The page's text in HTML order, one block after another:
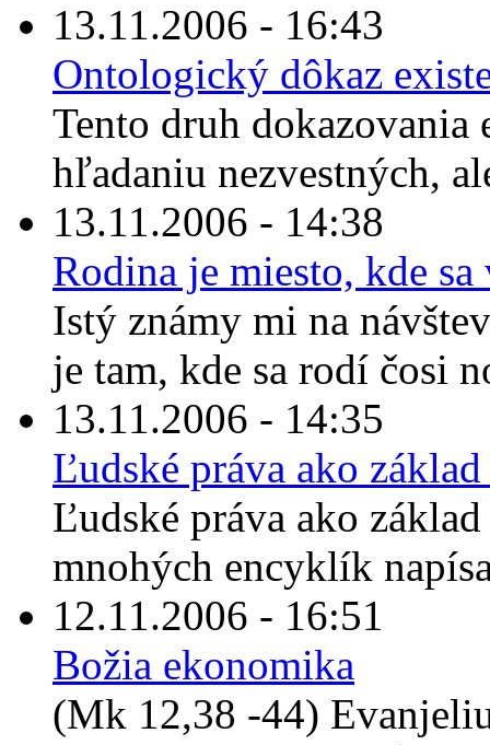
13.11.2006 - 16:43
Ontologický dôkaz
Tento druh dokazovania
hľadaniu nezvestných,
13.11.2006 - 14:38
Rodina je miesto, kde
Istý známy mi na
je tam, kde sa rodí čosi
13.11.2006 - 14:35
Ľudské práva ako
Ľudské práva ako
mnohých encyklík
12.11.2006 - 16:51
Božia ekonomika
(Mk 12,38 -44)